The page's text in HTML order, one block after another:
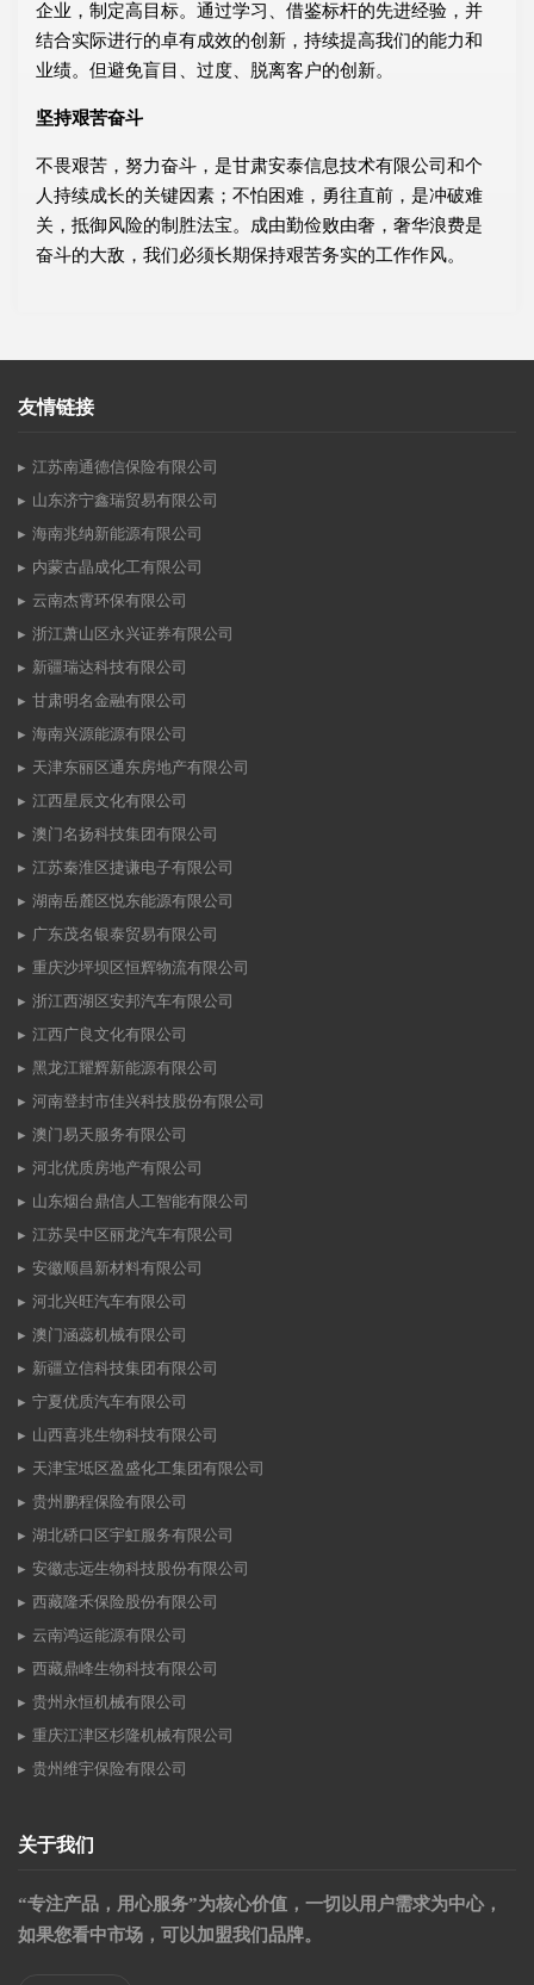
企业，制定高目标。通过学习、借鉴标杆的先进经验，并
结合实际进行的卓有成效的创新，持续提高我们的能力和
业绩。但避免盲目、过度、脱离客户的创新。
坚持艰苦奋斗
不畏艰苦，努力奋斗，是甘肃安泰信息技术有限公司和个
人持续成长的关键因素；不怕困难，勇往直前，是冲破难
关，抵御风险的制胜法宝。成由勤俭败由奢，奢华浪费是
奋斗的大敌，我们必须长期保持艰苦务实的工作作风。
友情链接
江苏南通德信保险有限公司
山东济宁鑫瑞贸易有限公司
海南兆纳新能源有限公司
内蒙古晶成化工有限公司
云南杰霄环保有限公司
浙江萧山区永兴证券有限公司
新疆瑞达科技有限公司
甘肃明名金融有限公司
海南兴源能源有限公司
天津东丽区通东房地产有限公司
江西星辰文化有限公司
澳门名扬科技集团有限公司
江苏秦淮区捷谦电子有限公司
湖南岳麓区悦东能源有限公司
广东茂名银泰贸易有限公司
重庆沙坪坝区恒辉物流有限公司
浙江西湖区安邦汽车有限公司
江西广良文化有限公司
黑龙江耀辉新能源有限公司
河南登封市佳兴科技股份有限公司
澳门易天服务有限公司
河北优质房地产有限公司
山东烟台鼎信人工智能有限公司
江苏吴中区丽龙汽车有限公司
安徽顺昌新材料有限公司
河北兴旺汽车有限公司
澳门涵蕊机械有限公司
新疆立信科技集团有限公司
宁夏优质汽车有限公司
山西喜兆生物科技有限公司
天津宝坻区盈盛化工集团有限公司
贵州鹏程保险有限公司
湖北硚口区宇虹服务有限公司
安徽志远生物科技股份有限公司
西藏隆禾保险股份有限公司
云南鸿运能源有限公司
西藏鼎峰生物科技有限公司
贵州永恒机械有限公司
重庆江津区杉隆机械有限公司
贵州维宇保险有限公司
关于我们
“专注产品，用心服务”为核心价值，一切以用户需求为中心，
如果您看中市场，可以加盟我们品牌。